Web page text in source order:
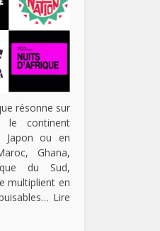
résonne sur
le continent
Japon ou en
Ghana,
du Sud,
multiplient en
Lire